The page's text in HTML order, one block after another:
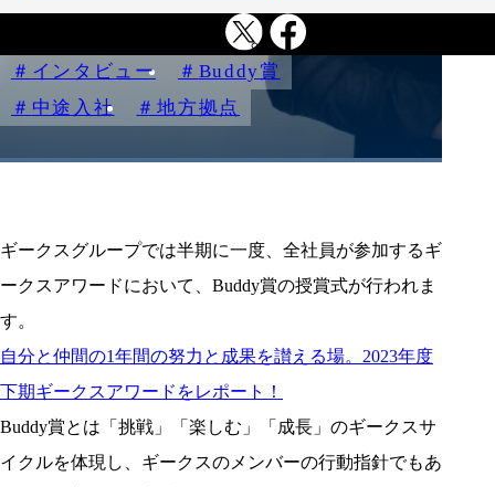
ュー
インタビュー
Buddy賞
中途入社
地方拠点
ギークスグループでは半期に一度、全社員が参加するギ
ークスアワードにおいて、Buddy賞の授賞式が行われま
す。
自分と仲間の1年間の努力と成果を讃える場。2023年度
下期ギークスアワードをレポート！
Buddy賞とは「挑戦」「楽しむ」「成長」のギークスサ
イクルを体現し、ギークスのメンバーの行動指針でもあ